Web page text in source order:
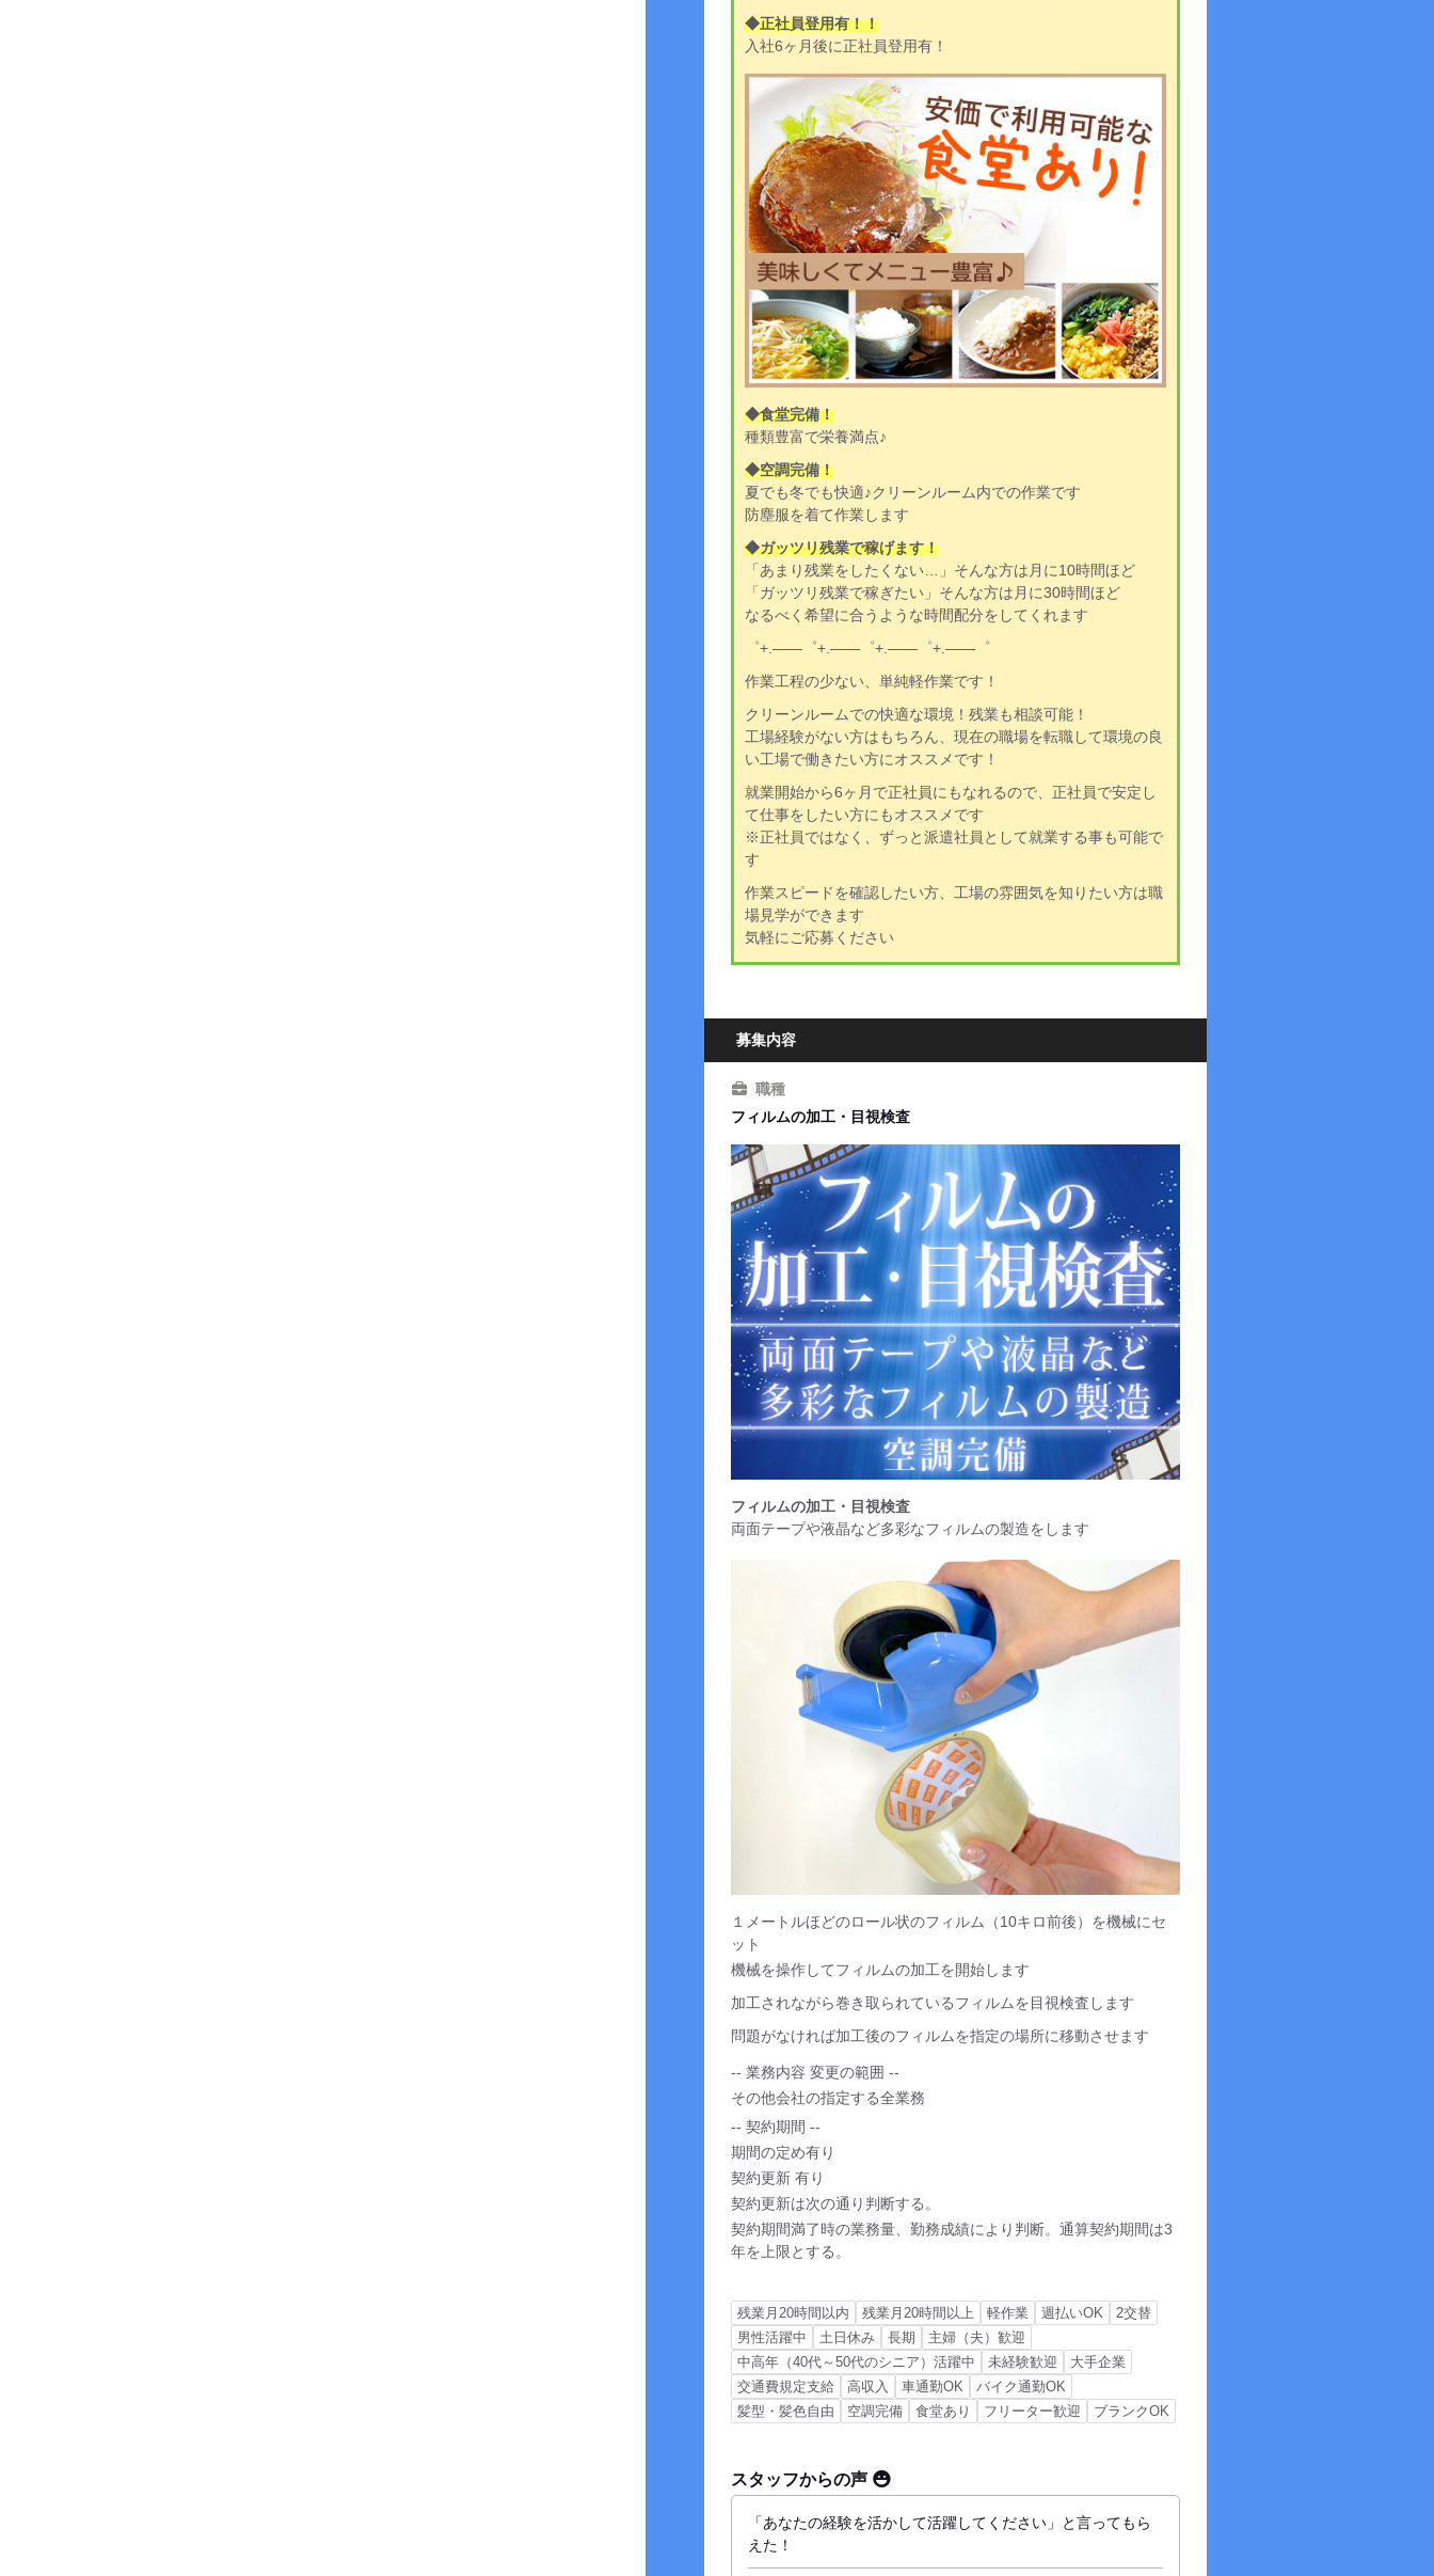
◆正社員登用有！！
入社6ヶ月後に正社員登用有！
◆食堂完備！
種類豊富で栄養満点♪
◆空調完備！
夏でも冬でも快適♪クリーンルーム内での作業です
防塵服を着て作業します
◆ガッツリ残業で稼げます！
「あまり残業をしたくない…」そんな方は月に10時間ほど
「ガッツリ残業で稼ぎたい」そんな方は月に30時間ほど
なるべく希望に合うような時間配分をしてくれます
゜+.――゜+.――゜+.――゜+.――゜
作業工程の少ない、単純軽作業です！
クリーンルームでの快適な環境！残業も相談可能！
工場経験がない方はもちろん、現在の職場を転職して環境の良
い工場で働きたい方にオススメです！
就業開始から6ヶ月で正社員にもなれるので、正社員で安定し
て仕事をしたい方にもオススメです
※正社員ではなく、ずっと派遣社員として就業する事も可能で
す
作業スピードを確認したい方、工場の雰囲気を知りたい方は職
場見学ができます
気軽にご応募ください
募集内容
職種
フィルムの加工・目視検査
フィルムの加工・目視検査
両面テープや液晶など多彩なフィルムの製造をします
１メートルほどのロール状のフィルム（10キロ前後）を機械にセ
ット
機械を操作してフィルムの加工を開始します
加工されながら巻き取られているフィルムを目視検査します
問題がなければ加工後のフィルムを指定の場所に移動させます
-- 業務内容 変更の範囲 --
その他会社の指定する全業務
-- 契約期間 --
期間の定め有り
契約更新 有り
契約更新は次の通り判断する。
契約期間満了時の業務量、勤務成績により判断。通算契約期間は3
年を上限とする。
残業月20時間以内 残業月20時間以上 軽作業 週払いOK
2交替
男性活躍中
土日休み 長期
主婦（夫）歓迎
中高年（40代～50代のシニア）活躍中
未経験歓迎
大手企業
交通費規定支給
高収入 車通勤OK
バイク通勤OK
髪型・髪色自由
空調完備 食堂あり フリーター歓迎 ブランクOK
スタッフからの声
「あなたの経験を活かして活躍してください」と言ってもら
えた！